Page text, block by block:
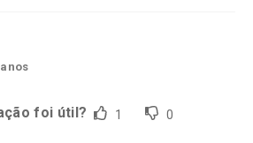
foi útil? 1 0